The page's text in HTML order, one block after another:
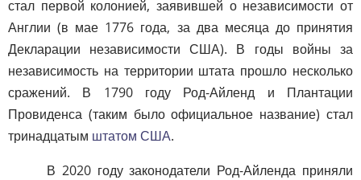
стал первой колонией, заявившей о независимости от
Англии (в мае 1776 года, за два месяца до принятия
Декларации независимости США). В годы войны за
независимость на территории штата прошло несколько
сражений. В 1790 году Род-Айленд и Плантации
Провиденса (таким было официальное название) стал
тринадцатым штатом США.
В 2020 году законодатели Род-Айленда приняли